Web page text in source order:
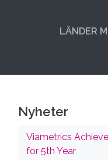
LÄNDER
Nyheter
Viametrics
for 5th Year